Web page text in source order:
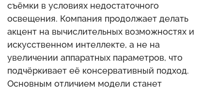
съёмки в условиях недостаточного
освещения. Компания продолжает делать
акцент на вычислительных возможностях и
искусственном интеллекте, а не на
увеличении аппаратных параметров, что
подчёркивает её консервативный подход.
Основным отличием модели станет